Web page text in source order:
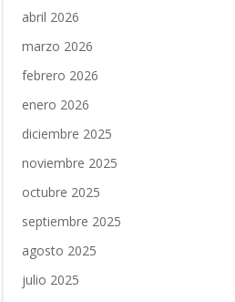
abril 2026
marzo 2026
febrero 2026
enero 2026
diciembre 2025
noviembre 2025
octubre 2025
septiembre 2025
agosto 2025
julio 2025